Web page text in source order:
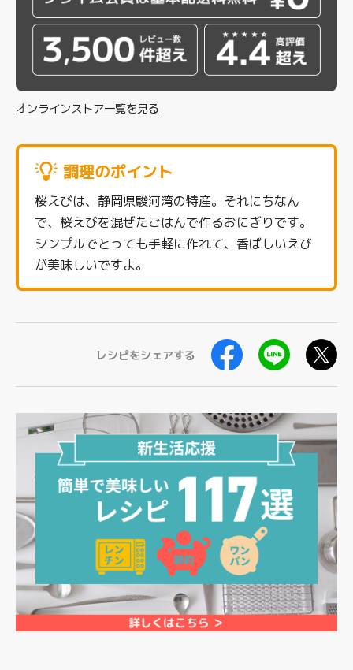
オンラインストア一覧を見る
調理のポイント
桜えびは、静岡県駿河湾の特産。それにちなん
で、桜えびを混ぜたごはんで作るおにぎりです。
シンプルでとっても手軽に作れて、香ばしいえび
が美味しいですよ。
レシピをシェアする